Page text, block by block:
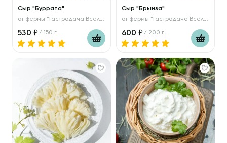
Сыр "Буррата"
от фермы "Гастродача Вселуг"
530 / 150 г
Сыр "Брынза"
от фермы "Гастродача Вселуг"
600 / 200 г